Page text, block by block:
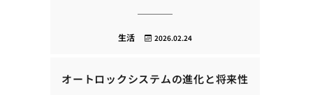
2026.02.24
生活
オートロックシステムの進化と将来性